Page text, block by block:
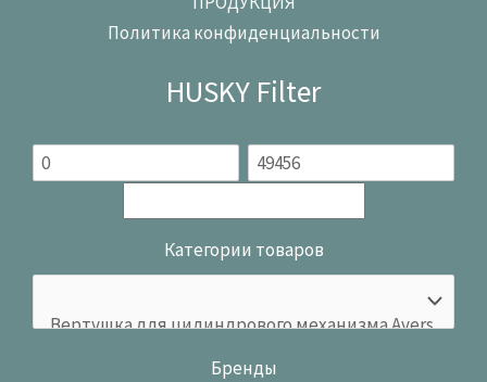
Политика конфиденциальности
HUSKY Filter
Категории товаров
Бренды